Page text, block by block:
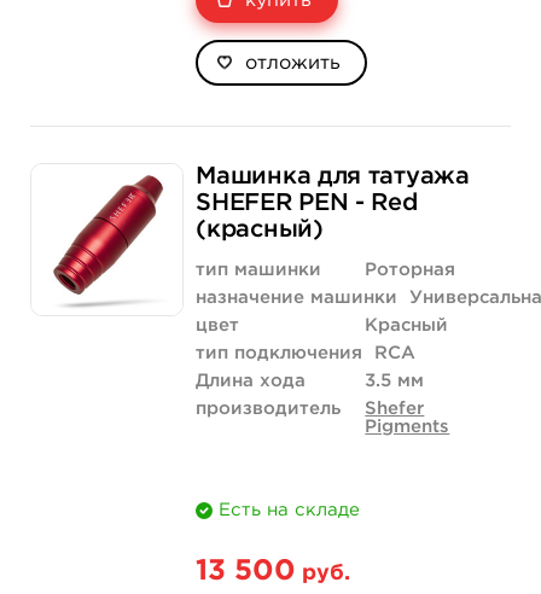
отложить
Машинка для татуажа
SHEFER PEN - Red
(красный)
тип машинки
Роторная
назначение машинки
цвет
Красный
тип подключения
RCA
Длина хода
3.5 мм
производитель
Shefer
Pigments
Есть на складе
13 500 руб.